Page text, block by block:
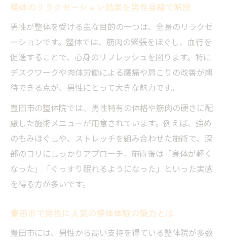
整体のリラクゼーション効果を男性目線で解説
男性が整体を受ける主な目的の一つは、全身のリラクゼ
ーションです。整体では、筋肉の緊張をほぐし、血行を
促進することで、心身のリフレッシュを図ります。特に
デスクワークや肉体労働による腰痛や肩こりの改善が期
待できる点が、男性にとって大きな魅力です。
豊田市の整体院では、男性特有の体格や筋肉の硬さに配
慮した施術メニューが用意されています。例えば、強め
のもみほぐしや、ストレッチを組み合わせた施術で、深
部のコリにしっかりアプローチ。施術後は「身体が軽く
なった」「ぐっすり眠れるようになった」といった実感
を得る方が多いです。
豊田市で男性に人気の整体体験の魅力とは
豊田市には、男性から高い支持を得ている整体院が多数